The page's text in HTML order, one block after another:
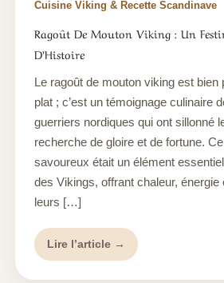
Cuisine Viking & Recette Scandinave
Ragoût De Mouton Viking : Un
D’Histoire
Le ragoût de mouton viking est bien
plat ; c’est un témoignage culinaire
guerriers nordiques qui ont sillonné
recherche de gloire et de fortune.
savoureux était un élément
des Vikings, offrant chaleur, énergie
leurs […]
Lire l’article →